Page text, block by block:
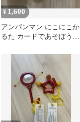
¥ 1,600
アンパンマン にこにこか
るた カードであそぼう！